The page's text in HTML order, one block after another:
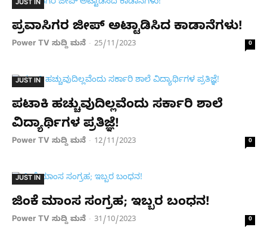
JUST IN
ಪ್ರವಾಸಿಗರ ಜೀಪ್​​​​ ಅಟ್ಟಾಡಿಸಿದ ಕಾಡಾನೆಗಳು!
Power TV ಸುದ್ದಿ ಮನೆ - 25/11/2023 0
JUST IN
ಪಟಾಕಿ ಹಚ್ಚುವುದಿಲ್ಲವೆಂದು ಸರ್ಕಾರಿ ಶಾಲೆ
ವಿದ್ಯಾರ್ಥಿಗಳ ಪ್ರತಿಜ್ಞೆ!
Power TV ಸುದ್ದಿ ಮನೆ - 12/11/2023 0
JUST IN
ಜಿಂಕೆ ಮಾಂಸ ಸಂಗ್ರಹ; ಇಬ್ಬರ ಬಂಧನ!
Power TV ಸುದ್ದಿ ಮನೆ - 31/10/2023 0